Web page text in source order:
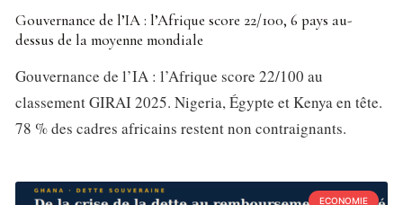
Gouvernance de l’IA : l’Afrique score 22/100, 6 pays au-
dessus de la moyenne mondiale
Gouvernance de l’IA : l’Afrique score 22/100 au
classement GIRAI 2025. Nigeria, Égypte et Kenya en tête.
78 % des cadres africains restent non contraignants.
ECONOMIE